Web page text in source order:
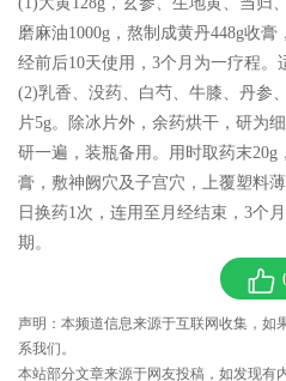
磨麻油1000g，熬制成黄丹448g收
经前后10天使用，3个月为一疗程。
(2)乳香、没药、白芍、牛膝、丹参
片5g。除冰片外，余药烘干，研为
研一遍，装瓶备用。用时取药末20g
膏，敷神阙穴及子宫穴，上覆塑料
日换药1次，连用至月经结束，3个
期。
声明：本频道信息来源于互联网收集，如
系我们。
本站部分文章来源于网友投稿，如发现有